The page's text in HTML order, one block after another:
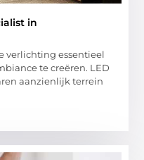
in
verlichting essentieel
te creëren. LED
aanzienlijk terrein